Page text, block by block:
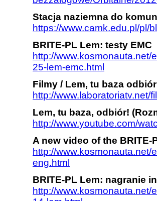
Stacja naziemna do
https://www.camk.edu.pl/pl/
BRITE-PL Lem: testy EMC
http://
25-lem-emc.html
Filmy / Lem, tu baza
http://www.laboratoriatv.net/
Lem, tu baza, odbiór!
http://www.youtube.com/
A new video of the
http://www.kosmonauta.net/
eng.html
BRITE-PL Lem: nagranie
http://